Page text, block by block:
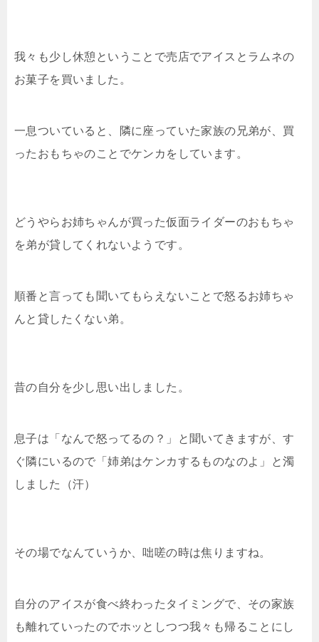
我々も少し休憩ということで売店でアイスとラムネの
お菓子を買いました。
一息ついていると、隣に座っていた家族の兄弟が、買
ったおもちゃのことでケンカをしています。
どうやらお姉ちゃんが買った仮面ライダーのおもちゃ
を弟が貸してくれないようです。
順番と言っても聞いてもらえないことで怒るお姉ちゃ
んと貸したくない弟。
昔の自分を少し思い出しました。
息子は「なんで怒ってるの？」と聞いてきますが、す
ぐ隣にいるので「姉弟はケンカするものなのよ」と濁
しました（汗）
その場でなんていうか、咄嗟の時は焦りますね。
自分のアイスが食べ終わったタイミングで、その家族
も離れていったのでホッとしつつ我々も帰ることにし